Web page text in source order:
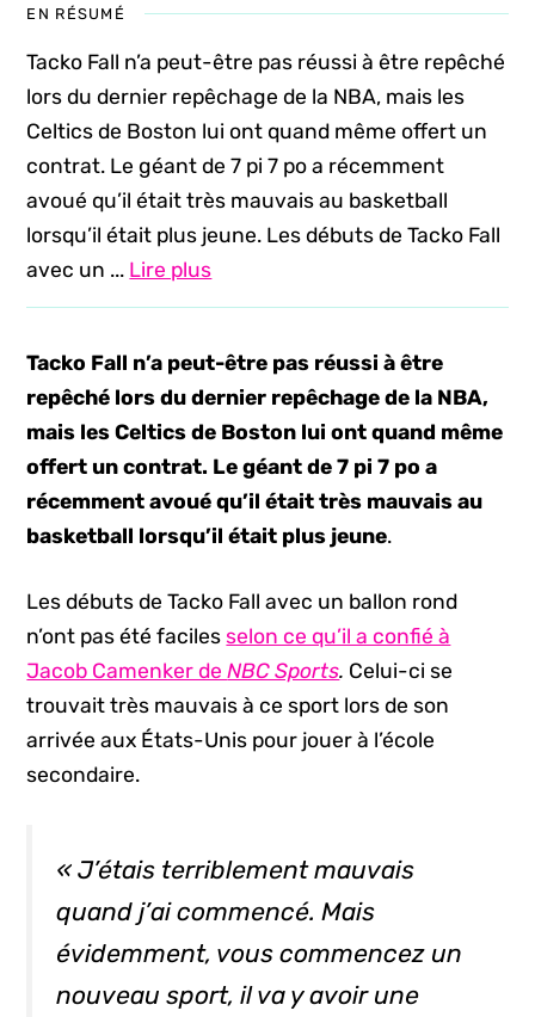
EN RÉSUMÉ
Tacko Fall n’a peut-être pas réussi à être repêché
lors du dernier repêchage de la NBA, mais les
Celtics de Boston lui ont quand même offert un
contrat. Le géant de 7 pi 7 po a récemment
avoué qu’il était très mauvais au basketball
lorsqu’il était plus jeune. Les débuts de Tacko Fall
avec un ... Lire plus
Tacko Fall n’a peut-être pas réussi à être
repêché lors du dernier repêchage de la NBA,
mais les Celtics de Boston lui ont quand même
offert un contrat. Le géant de 7 pi 7 po a
récemment avoué qu’il était très mauvais au
basketball lorsqu’il était plus jeune.
Les débuts de Tacko Fall avec un ballon rond
n’ont pas été facilesselon ce qu’il a confié à
Jacob Camenker deNBC Sports. Celui-ci se
trouvait très mauvais à ce sport lors de son
arrivée aux États-Unis pour jouer à l’école
secondaire.
« J’étais terriblement mauvais
quand j’ai commencé. Mais
évidemment, vous commencez un
nouveau sport, il va y avoir une